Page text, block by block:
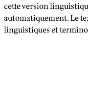
cette version
automatiquement. Le
linguistiques et